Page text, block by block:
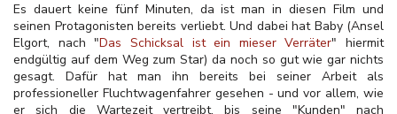
Es dauert keine fünf Minuten, da ist man in diesen Film und
seinen Protagonisten bereits verliebt. Und dabei hat Baby (Ansel
Elgort, nach "Das Schicksal ist ein mieser Verräter" hiermit
endgültig auf dem Weg zum Star) da noch so gut wie gar nichts
gesagt. Dafür hat man ihn bereits bei seiner Arbeit als
professioneller Fluchtwagenfahrer gesehen - und vor allem, wie
er sich die Wartezeit vertreibt, bis seine "Kunden" nach